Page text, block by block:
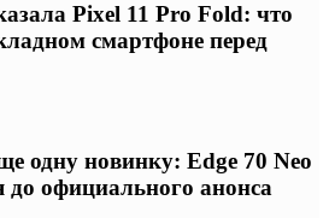
Pixel 11 Pro Fold: что
смартфоне перед
одну новинку: Edge 70 Neo
до официального анонса